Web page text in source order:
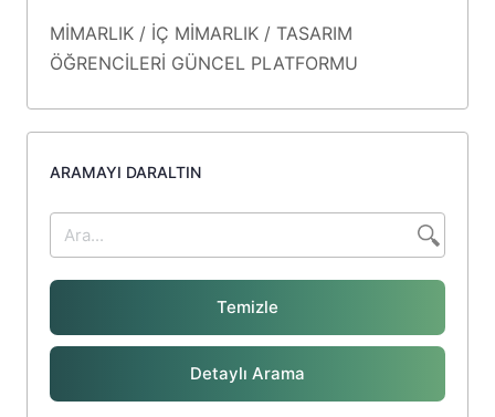
MİMARLIK / İÇ MİMARLIK / TASARIM
ÖĞRENCİLERİ GÜNCEL PLATFORMU
ARAMAYI DARALTIN
Temizle
Detaylı Arama